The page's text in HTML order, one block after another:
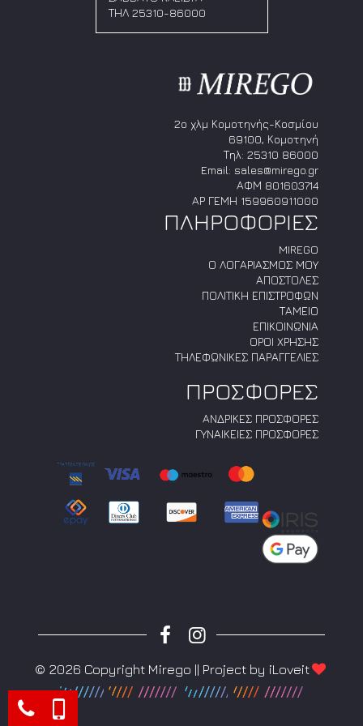
επιλεγούν
στη
σελίδα
ΤΗΛ 25310-86000
2ο χλμ Κομοτηνής-Κοσμίου
69100, Κομοτηνή
Τηλ: 25310 86000
Email: sales@mirego.gr
ΑΦΜ 801603714
ΑΡ ΓΕΜΗ 159960911000
ΠΛΗΡΟΦΟΡΙΕΣ
MIREGO
Ο ΛΟΓΑΡΙΑΣΜΟΣ ΜΟΥ
ΑΠΟΣΤΟΛΕΣ
ΠΟΛΙΤΙΚΗ ΕΠΙΣΤΡΟΦΩΝ
ΤΑΜΕΙΟ
ΕΠΙΚΟΙΝΩΝΙΑ
ΟΡΟΙ ΧΡΗΣΗΣ
ΤΗΛΕΦΩΝΙΚΕΣ ΠΑΡΑΓΓΕΛΙΕΣ
ΠΡΟΣΦΟΡΕΣ
ΑΝΔΡΙΚΕΣ ΠΡΟΣΦΟΡΕΣ
ΓΥΝΑΙΚΕΙΕΣ ΠΡΟΣΦΟΡΕΣ
© 2026 Copyright Mirego || Project by iLoveit